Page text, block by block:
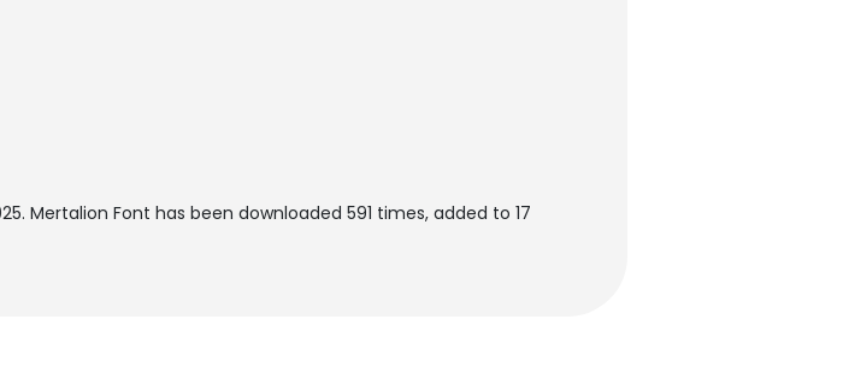
. Mertalion Font has been downloaded 591 times, added to 17